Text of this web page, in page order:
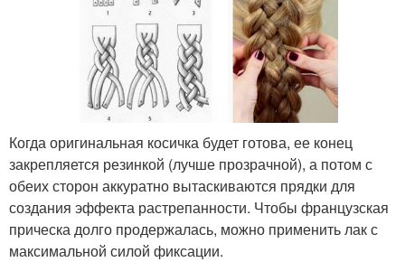
Когда оригинальная косичка будет готова, ее конец
закрепляется резинкой (лучше прозрачной), а потом с
обеих сторон аккуратно вытаскиваются прядки для
создания эффекта растрепанности. Чтобы французская
прическа долго продержалась, можно применить лак с
максимальной силой фиксации.